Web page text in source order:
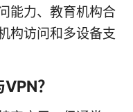
能力、教育机构合
构访问和多设备支
？